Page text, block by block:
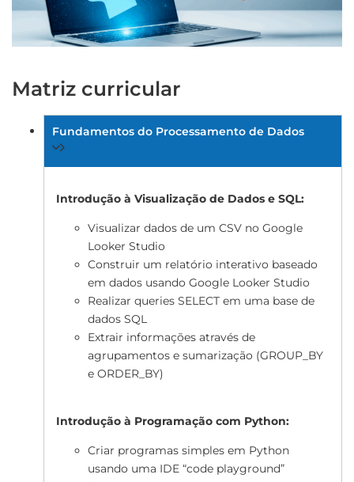
Matriz curricular
Fundamentos do Processamento de Dados
Introdução à Visualização de Dados e SQL:
Visualizar dados de um CSV no Google
Looker Studio
Construir um relatório interativo baseado
em dados usando Google Looker Studio
Realizar queries SELECT em uma base de
dados SQL
Extrair informações através de
agrupamentos e sumarização (GROUP_BY
e ORDER_BY)
Introdução à Programação com Python:
Criar programas simples em Python
usando uma IDE “code playground”